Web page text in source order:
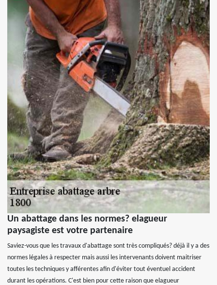
Un abattage dans les normes? elagueur
paysagiste est votre partenaire
Saviez-vous que les travaux d'abattage sont très compliqués? déjà il y a des
normes légales à respecter mais aussi les intervenants doivent maitriser
toutes les techniques y afférentes afin d'éviter tout éventuel accident
durant les opérations. C'est bien pour cette raison que elagueur